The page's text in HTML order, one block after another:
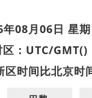
08月06日 星
区：UTC/GMT()
区时间比北京时